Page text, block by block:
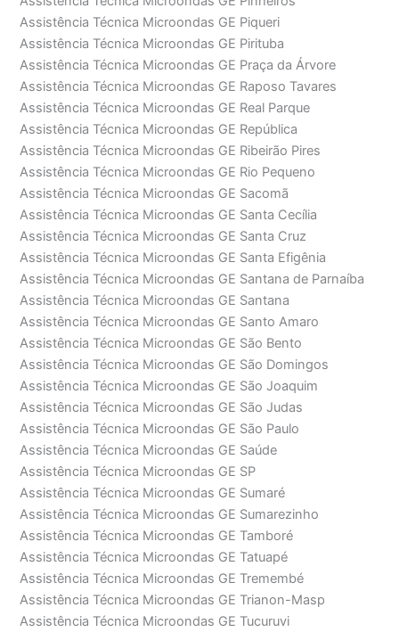
Assistência Técnica Microondas GE Piqueri
Assistência Técnica Microondas GE Pirituba
Assistência Técnica Microondas GE Praça da Árvore
Assistência Técnica Microondas GE Raposo Tavares
Assistência Técnica Microondas GE Real Parque
Assistência Técnica Microondas GE República
Assistência Técnica Microondas GE Ribeirão Pires
Assistência Técnica Microondas GE Rio Pequeno
Assistência Técnica Microondas GE Sacomã
Assistência Técnica Microondas GE Santa Cecília
Assistência Técnica Microondas GE Santa Cruz
Assistência Técnica Microondas GE Santa Efigênia
Assistência Técnica Microondas GE Santana de Parnaíba
Assistência Técnica Microondas GE Santana
Assistência Técnica Microondas GE Santo Amaro
Assistência Técnica Microondas GE São Bento
Assistência Técnica Microondas GE São Domingos
Assistência Técnica Microondas GE São Joaquim
Assistência Técnica Microondas GE São Judas
Assistência Técnica Microondas GE São Paulo
Assistência Técnica Microondas GE Saúde
Assistência Técnica Microondas GE SP
Assistência Técnica Microondas GE Sumaré
Assistência Técnica Microondas GE Sumarezinho
Assistência Técnica Microondas GE Tamboré
Assistência Técnica Microondas GE Tatuapé
Assistência Técnica Microondas GE Tremembé
Assistência Técnica Microondas GE Trianon-Masp
Assistência Técnica Microondas GE Tucuruvi